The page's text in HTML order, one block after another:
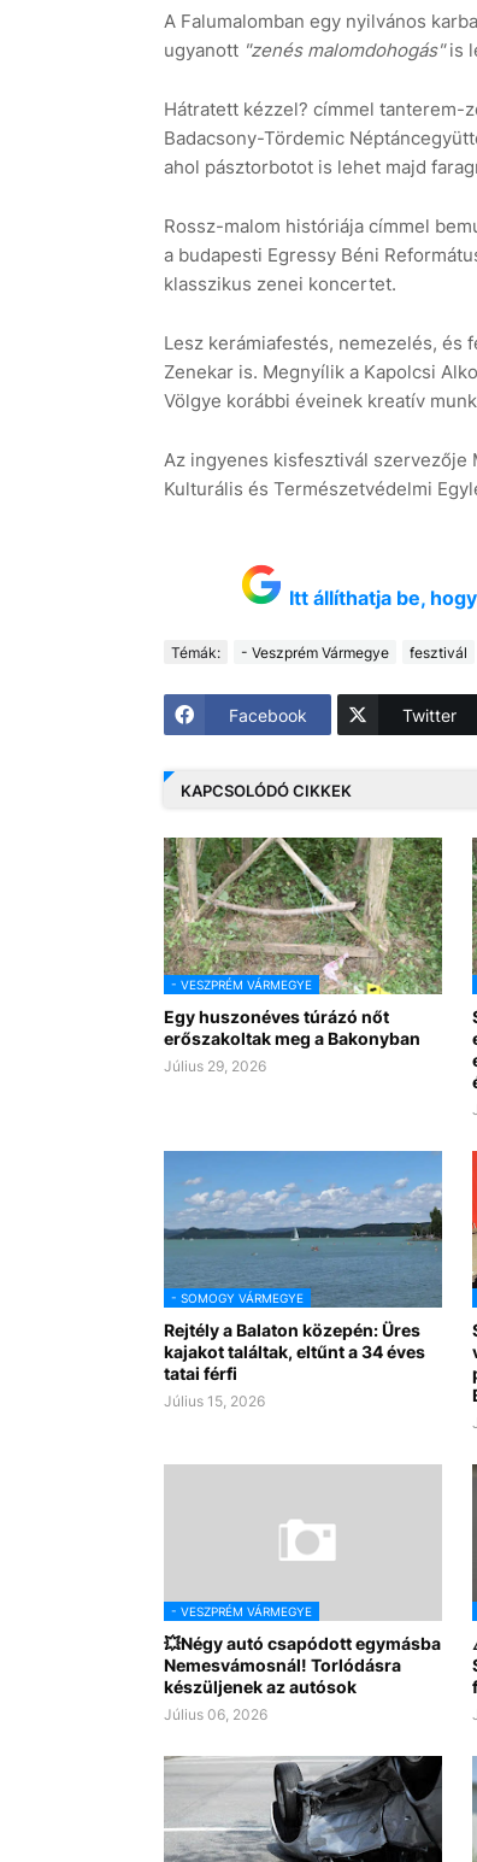
A Falumalomban egy nyilvános
ugyanott "zenés malomdohogás"is
Hátratett kézzel? címmel tanterem-
Badacsony-Tördemic
ahol pásztorbotot is lehet majd
Rossz-malom históriája címmel
a budapesti Egressy Béni
klasszikus zenei koncertet.
Lesz kerámiafestés, nemezelés, és
Zenekar is. Megnyílik a Kapolcsi
Völgye korábbi éveinek kreatív
Az ingyenes kisfesztivál szervezője
Kulturális és Természetvédelmi
Itt állíthatja be,
Témák: - Veszprém Vármegye fesztivál
Facebook Twitter
KAPCSOLÓDÓ CIKKEK
- VESZPRÉM VÁRMEGYE
Egy huszonéves túrázó nőt
erőszakoltak meg a Bakonyban
Július 29, 2026
- SOMOGY VÁRMEGYE
Rejtély a Balaton közepén: Üres
kajakot találtak, eltűnt a 34 éves
tatai férfi
Július 15, 2026
- VESZPRÉM VÁRMEGYE
💥Négy autó csapódott egymásba
Nemesvámosnál! Torlódásra
készüljenek az autósok
Július 06, 2026